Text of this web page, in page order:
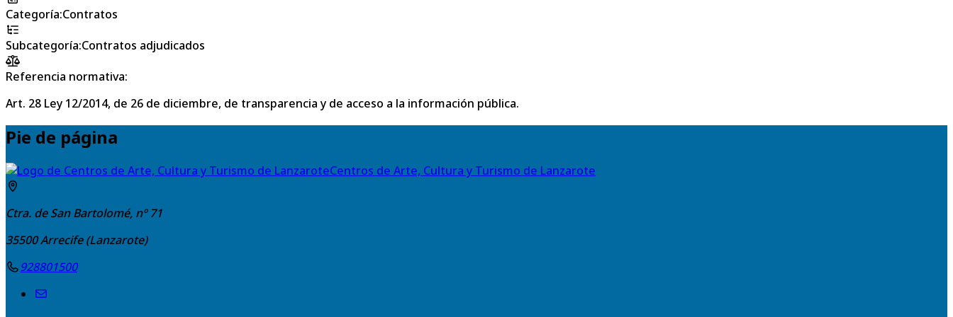
Categoría:Contratos
Subcategoría:Contratos adjudicados
Referencia normativa:
Art. 28 Ley 12/2014, de 26 de diciembre, de transparencia y de acceso a la información pública.
Pie de página
Centros de Arte, Cultura y Turismo de Lanzarote
Ctra. de San Bartolomé, nº 71
35500Arrecife (Lanzarote)
928801500